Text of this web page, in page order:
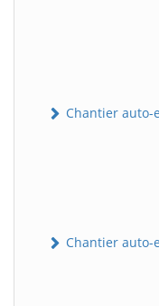
Chantier
Chantier auto-